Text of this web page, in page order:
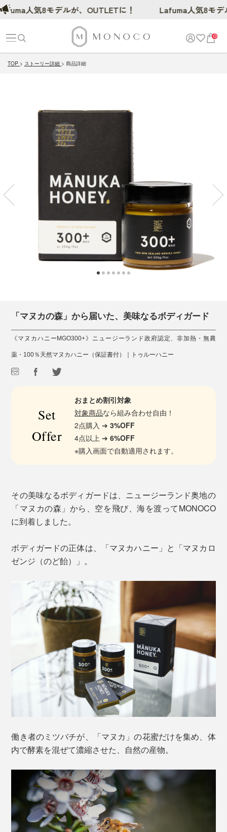
0
TOP ストーリー詳細 商品詳細
「マヌカの森」から届いた、美味なるボディガード
《マヌカハニーMGO300+》ニュージーランド政府認定、非加熱・無農
薬・100％天然マヌカハニー（保証書付）｜トゥルーハニー
Set
Offer
おまとめ割引対象
対象商品なら組み合わせ自由！
2点購入 ➔3%OFF
4点以上 ➔6%OFF
※購入画面で自動適用されます。
その美味なるボディガードは、ニュージーランド奥地の
「マヌカの森」から、空を飛び、海を渡ってMONOCO
に到着しました。
ボディガードの正体は、「マヌカハニー」と「マヌカロ
ゼンジ（のど飴）」。
働き者のミツバチが、「マヌカ」の花蜜だけを集め、体
内で酵素を混ぜて濃縮させた、自然の産物。
気8モデルが、OUTLETに！ Lafuma人気8モデルが